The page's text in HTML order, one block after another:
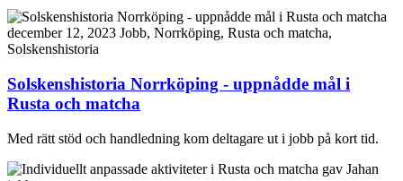
december 12, 2023 Jobb, Norrköping, Rusta och matcha,
Solskenshistoria
Solskenshistoria Norrköping - uppnådde mål i
Rusta och matcha
Med rätt stöd och handledning kom deltagare ut i jobb på kort tid.